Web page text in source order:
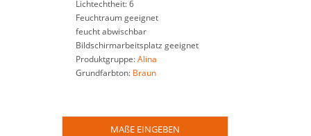
Lichtechtheit: 6
Feuchtraum geeignet
feucht abwischbar
Bildschirmarbeitsplatz geeignet
Produktgruppe:Alina
Grundfarbton: Braun
MAßE EINGEBEN